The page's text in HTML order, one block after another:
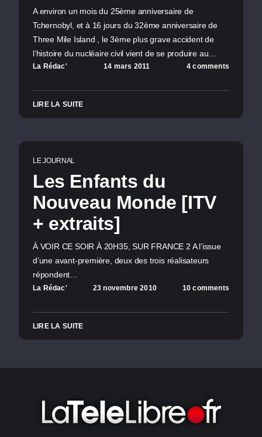
A environ un mois du 25ème anniversaire de
Tchernobyl, et à 16 jours du 32ème anniversaire de
Three Mile Island , le 3ème plus grave accident de
l’histoire du nucléaire civil vient de se produire au…
La Rédac' 14 mars 2011 4 comments
LIRE LA SUITE
LE JOURNAL
Les Enfants du
Nouveau Monde [ITV
+ extraits]
À VOIR CE SOIR À 20H35, SUR FRANCE 2 A l’issue
d’une avant-première, deux des trois réalisateurs
répondent…
La Rédac' 23 novembre 2010 10 comments
LIRE LA SUITE